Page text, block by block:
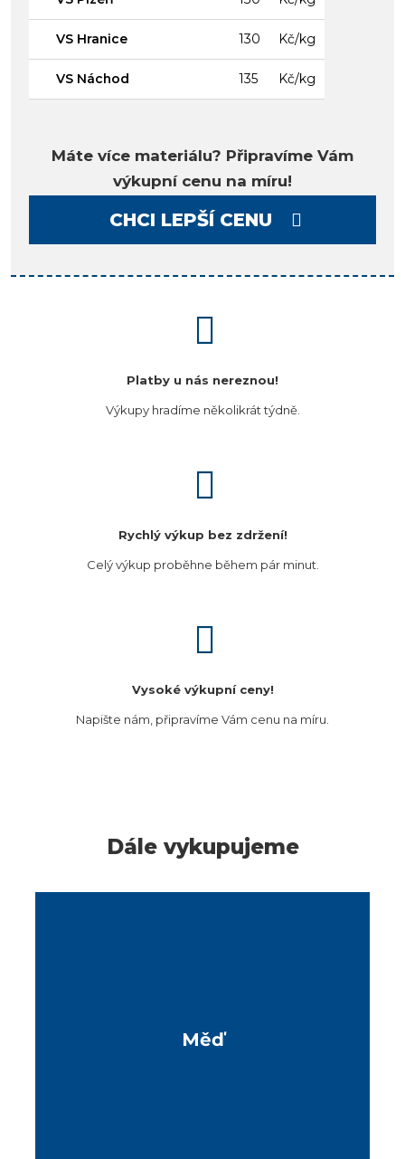
VS Hranice 130 Kč/kg
VS Náchod 135 Kč/kg
Máte více materiálu? Připravíme Vám
výkupní cenu na míru!
CHCI LEPŠÍ CENU
Platby u nás nereznou!
Výkupy hradíme několikrát týdně.
Rychlý výkup bez zdržení!
Celý výkup proběhne během pár minut.
Vysoké výkupní ceny!
Napište nám, připravíme Vám cenu na míru.
Dále vykupujeme
Měď